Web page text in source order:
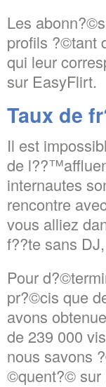
Les
profils ?©tant
qui leur
sur EasyFlirt.
Taux de
Il est
de
internautes
rencontre
vous alliez
f??te sans
Pour
pr?©cis que
avons
de 239 000
nous savons
©quent?© sur